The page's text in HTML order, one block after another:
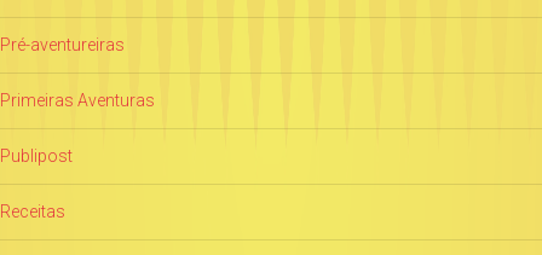
Pré-aventureiras
Primeiras Aventuras
Publipost
Receitas